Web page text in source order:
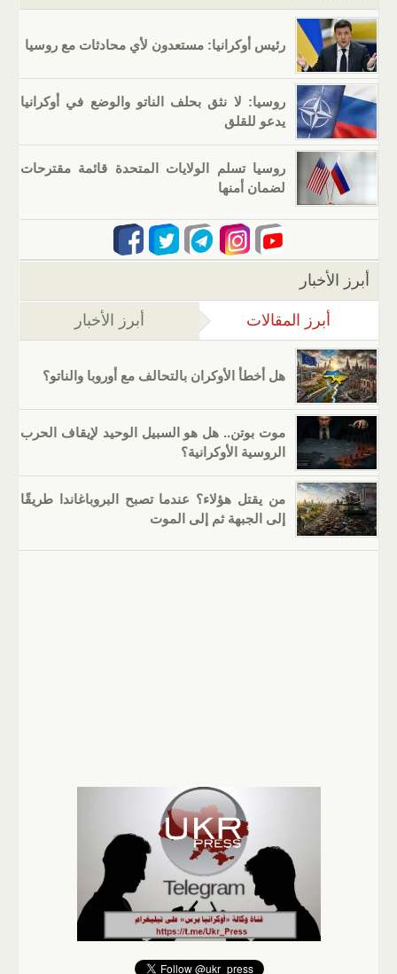
رئيس أوكرانيا: مستعدون لأي محادثات مع روسيا
روسيا: لا نثق بحلف الناتو والوضع في أوكرانيا
يدعو للقلق
روسيا تسلم الولايات المتحدة قائمة مقترحات
لضمان أمنها
أبرز الأخبار
أبرز المقالات (علامة التبويب النشطة)
أبرز الأخبار
هل أخطأ الأوكران بالتحالف مع أوروبا والناتو؟
موت بوتن.. هل هو السبيل الوحيد لإيقاف الحرب
الروسية الأوكرانية؟
من يقتل هؤلاء؟ عندما تصبح البروباغاندا طريقًا
إلى الجبهة ثم إلى الموت